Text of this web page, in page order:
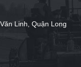
Linh, Quận Long